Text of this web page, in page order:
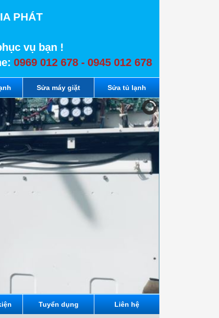
PHÁT
vụ bạn !
0969 012 678 - 0945 012 678
Sửa máy giặt Sửa tủ lạnh
Tuyển dụng Liên hệ